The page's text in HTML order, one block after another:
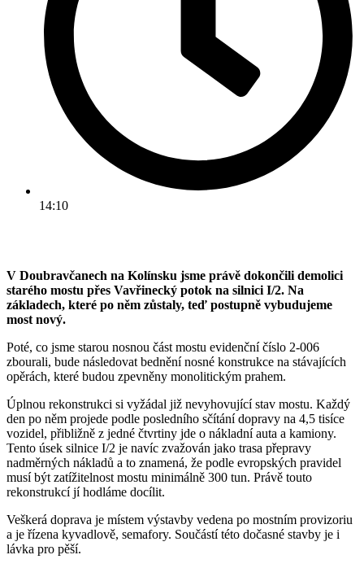
14:10
V Doubravčanech na Kolínsku jsme právě dokončili demolici
starého mostu přes Vavřinecký potok na silnici I/2. Na
základech, které po něm zůstaly, teď postupně vybudujeme
most nový.
Poté, co jsme starou nosnou část mostu evidenční číslo 2-006
zbourali, bude následovat bednění nosné konstrukce na stávajících
opěrách, které budou zpevněny monolitickým prahem.
Úplnou rekonstrukci si vyžádal již nevyhovující stav mostu. Každý
den po něm projede podle posledního sčítání dopravy na 4,5 tisíce
vozidel, přibližně z jedné čtvrtiny jde o nákladní auta a kamiony.
Tento úsek silnice I/2 je navíc zvažován jako trasa přepravy
nadměrných nákladů a to znamená, že podle evropských pravidel
musí být zatížitelnost mostu minimálně 300 tun. Právě touto
rekonstrukcí jí hodláme docílit.
Veškerá doprava je místem výstavby vedena po mostním provizoriu
a je řízena kyvadlově, semafory. Součástí této dočasné stavby je i
lávka pro pěší.